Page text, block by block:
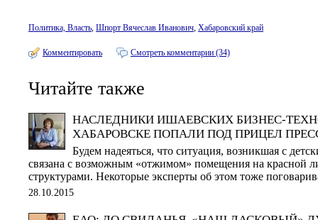
Политика, Власть, Шпорт Вячеслав Иванович, Хабаровский край
Комментировать Смотреть комментарии (34)
Читайте также
НАСЛЕДНИКИ ИШАЕВСКИХ БИЗНЕС-
ХАБАРОВСКЕ ПОПАЛИ ПОД ПРИЦЕЛ
Будем надеяться, что ситуация, возникшая с
связана с возможным «отжимом» помещения на красной
структурами. Некоторые эксперты об этом тоже
28.10.2015